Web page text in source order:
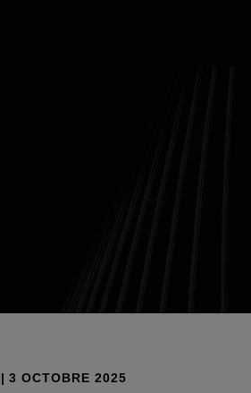
| Posted
3 OCTOBRE 2025